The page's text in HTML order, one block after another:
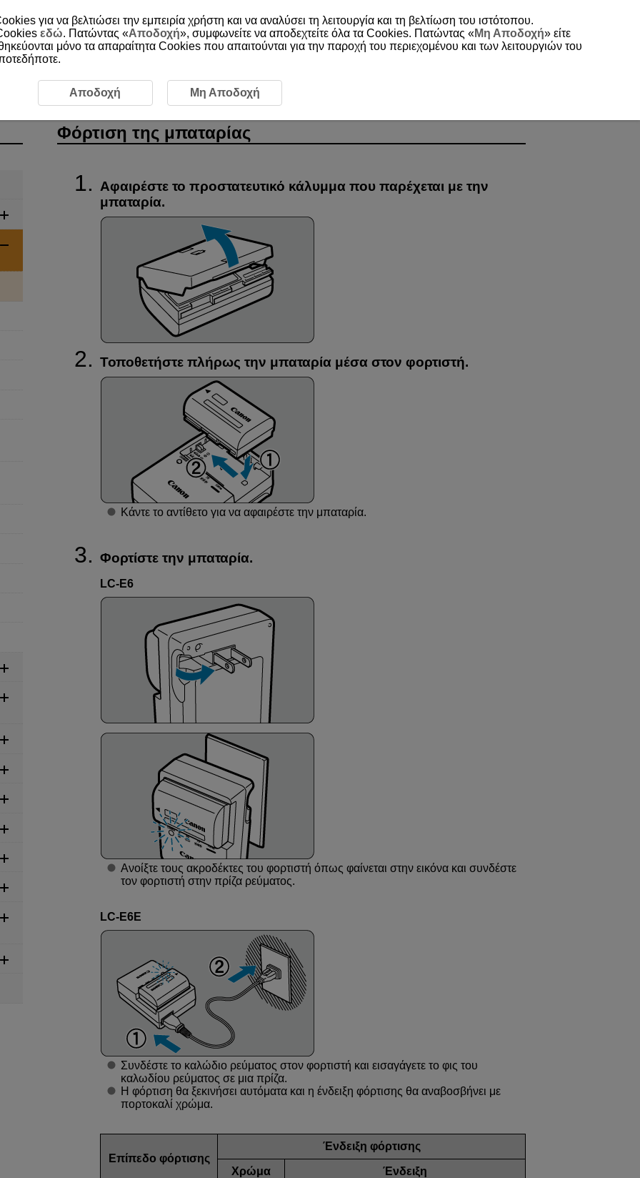
χειρισμού
Φόρτιση της μπαταρίας
Αφαιρέστε το προστατευτικό κάλυμμα που παρέχεται με την
μπαταρία.
Τοποθετήστε πλήρως την μπαταρία μέσα στον φορτιστή.
Κάντε το αντίθετο για να αφαιρέστε την μπαταρία.
Φορτίστε την μπαταρία.
LC-E6
Ανοίξτε τους ακροδέκτες του φορτιστή όπως φαίνεται στην εικόνα και συνδέστε
τον φορτιστή στην πρίζα ρεύματος.
LC-E6E
Συνδέστε το καλώδιο ρεύματος στον φορτιστή και εισαγάγετε το φις του
καλωδίου ρεύματος σε μια πρίζα.
Η φόρτιση θα ξεκινήσει αυτόματα και η ένδειξη φόρτισης θα αναβοσβήνει με
πορτοκαλί χρώμα.
Επίπεδο φόρτισης
Ένδειξη φόρτισης
Χρώμα Ένδειξη
για να βελτιώσει την εμπειρία χρήστη και να αναλύσει τη λειτουργία και τη βελτίωση του ιστότοπου.
εδώ. Πατώντας «Αποδοχή», συμφωνείτε να αποδεχτείτε όλα τα Cookies. Πατώντας «Μη Αποδοχή» είτε
μόνο τα απαραίτητα Cookies που απαιτούνται για την παροχή του περιεχομένου και των λειτουργιών του
Αποδοχή Μη Αποδοχή